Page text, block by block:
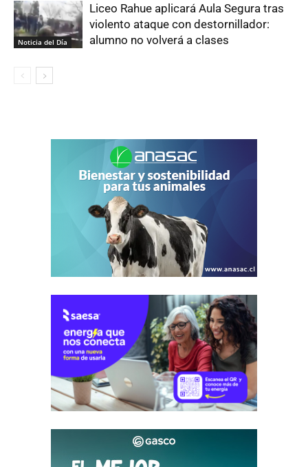
Noticia del Día
Liceo Rahue aplicará Aula Segura tras
violento ataque con destornillador:
alumno no volverá a clases